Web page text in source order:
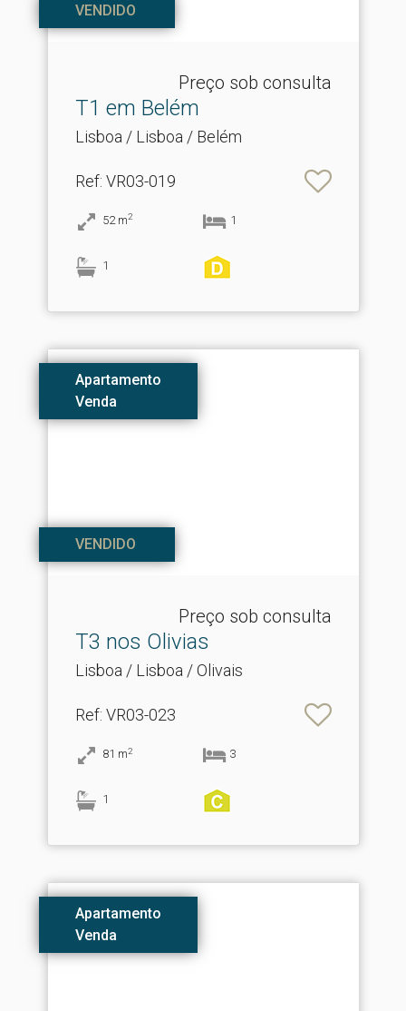
VENDIDO
Preço sob consulta
T1 em Belém
Lisboa / Lisboa / Belém
Ref: VR03-019
52 m2 1
1
Apartamento
Venda
VENDIDO
Preço sob consulta
T3 nos Olivias
Lisboa / Lisboa / Olivais
Ref: VR03-023
81 m2 3
1
Apartamento
Venda